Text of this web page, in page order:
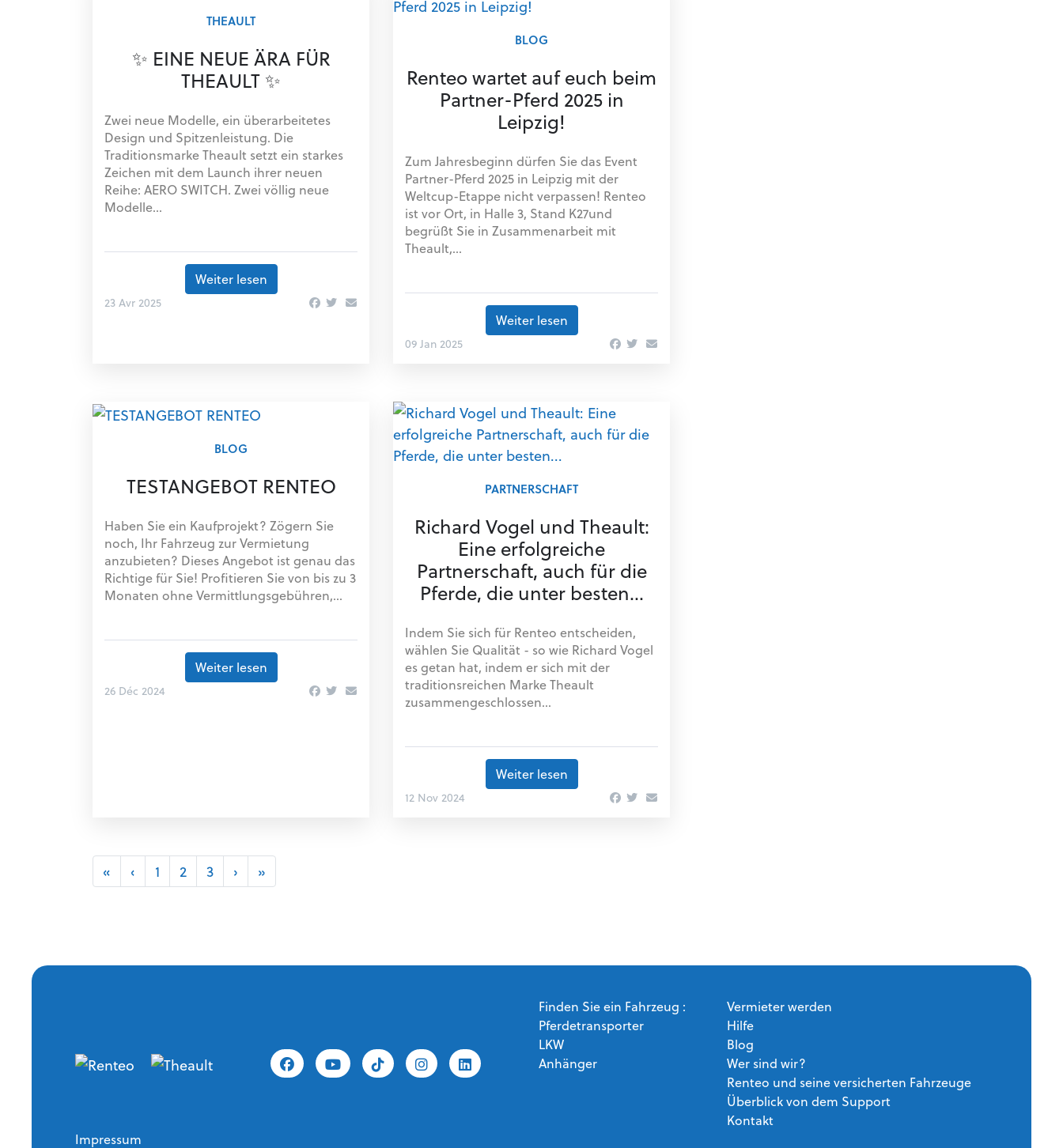
THEAULT
✨ EINE NEUE ÄRA FÜR
THEAULT ✨
Zwei neue Modelle, ein überarbeitetes
Design und Spitzenleistung. Die
Traditionsmarke Theault setzt ein starkes
Zeichen mit dem Launch ihrer neuen
Reihe: AERO SWITCH. Zwei völlig neue
Modelle...
Weiter lesen
23 Avr 2025
BLOG
Renteo wartet auf euch beim
Partner-Pferd 2025 in
Leipzig!
Zum Jahresbeginn dürfen Sie das Event
Partner-Pferd 2025 in Leipzig mit der
Weltcup-Etappe nicht verpassen! Renteo
ist vor Ort, in Halle 3, Stand K27und
begrüßt Sie in Zusammenarbeit mit
Theault,...
Weiter lesen
09 Jan 2025
BLOG
TESTANGEBOT RENTEO
Haben Sie ein Kaufprojekt? Zögern Sie
noch, Ihr Fahrzeug zur Vermietung
anzubieten? Dieses Angebot ist genau das
Richtige für Sie! Profitieren Sie von bis zu 3
Monaten ohne Vermittlungsgebühren,...
Weiter lesen
26 Déc 2024
PARTNERSCHAFT
Richard Vogel und Theault:
Eine erfolgreiche
Partnerschaft, auch für die
Pferde, die unter besten...
Indem Sie sich für Renteo entscheiden,
wählen Sie Qualität - so wie Richard Vogel
es getan hat, indem er sich mit der
traditionsreichen Marke Theault
zusammengeschlossen...
Weiter lesen
12 Nov 2024
« ‹ 1 2 3 › »
Finden Sie ein Fahrzeug :
Pferdetransporter
LKW
Anhänger
Vermieter werden
Hilfe
Blog
Wer sind wir?
Renteo und seine versicherten Fahrzeuge
Überblick von dem Support
Kontakt
Impressum